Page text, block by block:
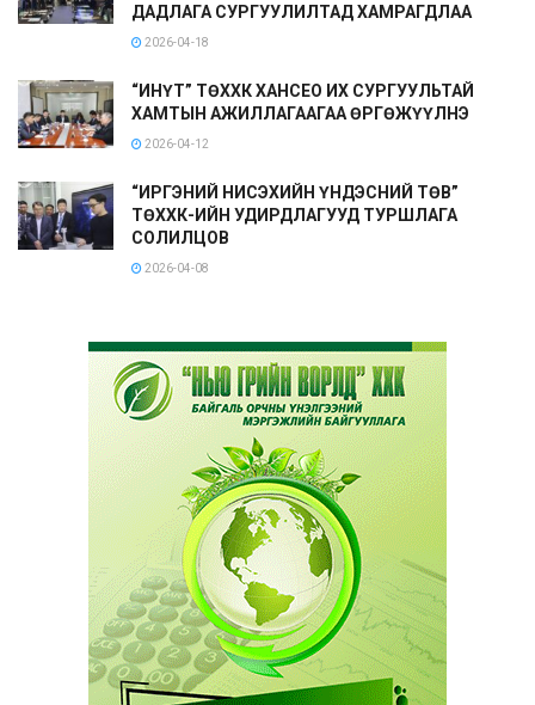
ДАДЛАГА СУРГУУЛИЛТАД ХАМРАГДЛАА
2026-04-18
“ИНҮТ” ТӨХХК ХАНСЕО ИХ СУРГУУЛЬТАЙ
ХАМТЫН АЖИЛЛАГААГАА ӨРГӨЖҮҮЛНЭ
2026-04-12
“ИРГЭНИЙ НИСЭХИЙН ҮНДЭСНИЙ ТӨВ”
ТӨХХК-ИЙН УДИРДЛАГУУД ТУРШЛАГА
СОЛИЛЦОВ
2026-04-08